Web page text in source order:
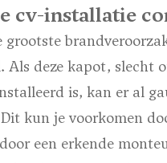
cv-installatie
grootste
Als deze kapot, slecht
is, kan er al
kun je voorkomen
een erkende